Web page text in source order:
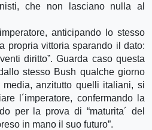
che non lasciano nulla al
anticipando lo stesso
propria vittoria sparando il dato:
diritto”. Guarda caso questa
stesso Bush qualche giorno
anzitutto quelli italiani, si
l´imperatore, confermando la
per la prova di “maturita´ del
in mano il suo futuro”.